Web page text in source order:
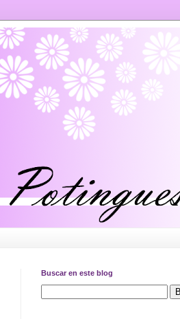
Buscar en este blog